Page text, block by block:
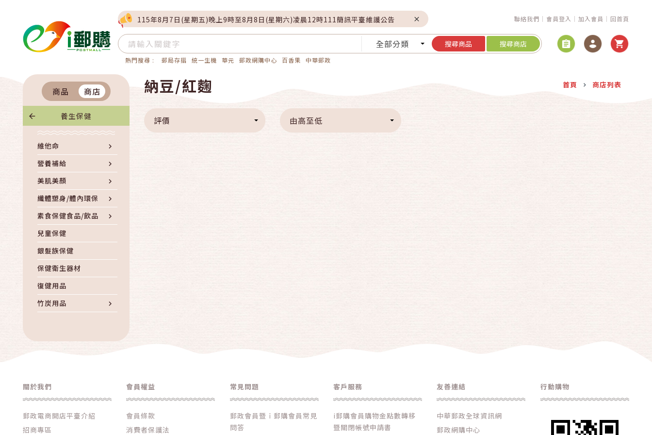
115年8月7日(星期五)晚上9時至8月8日(星期六)凌晨12時111簡訊平臺維護公告 聯絡我們 會員登入 加入會員 回首頁
全部分類 搜尋商品 搜尋商店
熱門搜尋 : 郵局存摺 統一生機 華元 郵政網購中心 百香果 中華郵政
商品 商店
養生保健
維他命
營養補給
美肌美顏
纖體塑身/體內環保
素食保健食品/飲品
兒童保健
銀髮族保健
保健衛生器材
復健用品
竹炭用品
納豆/紅麴 首頁 商店列表
評價 由高至低
關於我們
郵政電商開店平臺介紹
招商專區
會員權益
會員條款
消費者保護法
常見問題
郵政會員暨ｉ郵購會員常見
問答
客戶服務
i郵購會員購物金點數轉移
暨關閉帳號申請書
友善連結
中華郵政全球資訊網
郵政網購中心
行動購物